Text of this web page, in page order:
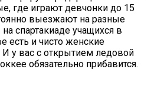
где играют девчонки до 15
выезжают на разные
спартакиаде учащихся в
есть и чисто женские
у вас с открытием ледовой
обязательно прибавится.